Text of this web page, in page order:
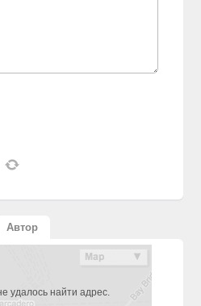
Автор
удалось найти адрес.